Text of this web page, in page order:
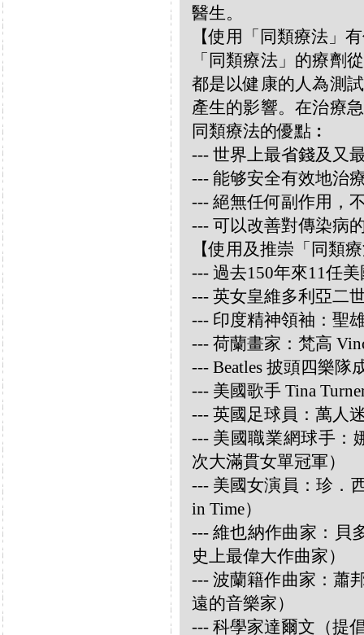
醫生。
【使用「同類療法」
「同類療法」的療劑
都是以健康的人為測
產生的影響。在治療
同類療法的優點︰
--- 世界上最省錢及又
--- 能够安全有效地治
--- 絕無任何副作用，
--- 可以改善對傳染病
【使用及推崇「同類
--- 過去150年來11任
--- 英女皇維多利亞二
--- 印度精神領袖：聖
--- 荷蘭畫家：梵高
--- Beatles 披頭四樂隊
--- 美國歌手 Tina
--- 英國足球員：萬人
--- 美國職業網球手：
次大滿貫女單冠軍）
--- 美國女演員：珍．
in Time）
--- 維也納作曲家：貝
史上最偉大作曲家）
--- 波蘭籍作曲家：蕭
遠的音樂家）
--- 科學家達爾文（提